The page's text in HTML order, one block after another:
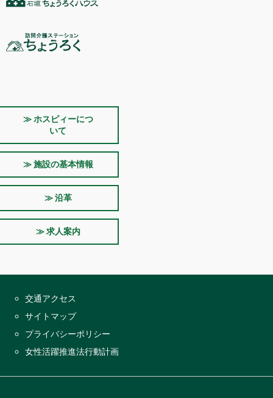
≫ ホスピィーにつ
いて
≫ 施設の基本情報
≫ 沿革
≫ 求人案内
交通アクセス
サイトマップ
プライバシーポリシー
女性活躍推進法行動計画